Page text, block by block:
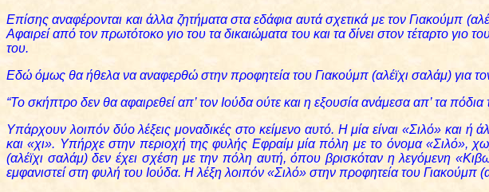
Επίσης αναφέρονται και άλλα ζητήματα στα εδάφια αυτά σχετικά με τον Γιακούμπ
Αφαιρεί από τον πρωτότοκο γιο του τα δικαιώματα του και τα δίνει στον τέταρτο
του.
Εδώ όμως θα ήθελα να αναφερθώ στην προφητεία του Γιακούμπ (αλέϊχι σαλάμ) για
“Το σκήπτρο δεν θα αφαιρεθεί απ’ τον Ιούδα ούτε και η εξουσία ανάμεσα απ’ τα
Υπάρχουν λοιπόν δύο λέξεις μοναδικές στο κείμενο αυτό. Η μία είναι «Σιλό» και
και «χι». Υπήρχε στην περιοχή της φυλής Εφραίμ μία πόλη με το όνομα «Σιλό»,
(αλέϊχι σαλάμ) δεν έχει σχέση με την πόλη αυτή, όπου βρισκόταν η λεγόμενη
εμφανιστεί στη φυλή του Ιούδα. Η λέξη λοιπόν «Σιλό» στην προφητεία του